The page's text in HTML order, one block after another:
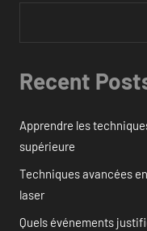
Recent
Apprendre les
supérieure
Techniques avancées
laser
Quels événements